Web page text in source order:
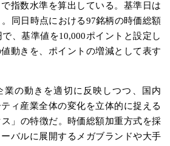
指数水準を算出している。基準日は
同日時点における97銘柄の時価総額
、基準値を10,000ポイントと設定し
動きを、ポイントの増減として表す
業の動きを適切に反映しつつ、国内
ィ産業全体の変化を立体的に捉える
」の特徴だ。時価総額加重方式を採
バルに展開するメガブランドや大手